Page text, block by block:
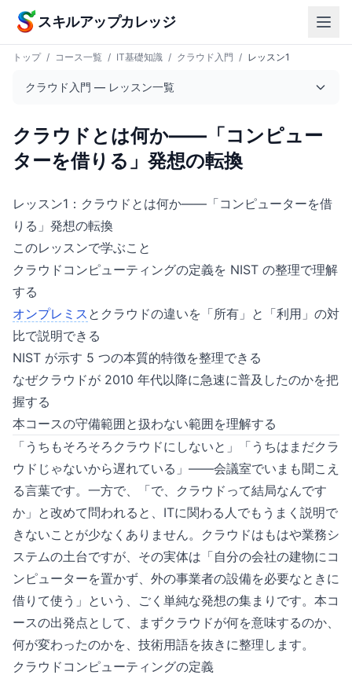
本文へスキップ
スキルアップカレッジ
トップ / コース一覧 / IT基礎知識 / クラウド入門 / レッスン1
クラウド入門 — レッスン一覧
クラウドとは何か——「コンピュー
ターを借りる」発想の転換
レッスン1：クラウドとは何か——「コンピューターを借
りる」発想の転換
このレッスンで学ぶこと
クラウドコンピューティングの定義を NIST の整理で理解
する
オンプレミス とクラウドの違いを「所有」と「利用」の対
比で説明できる
NIST が示す 5 つの本質的特徴を整理できる
なぜクラウドが 2010 年代以降に急速に普及したのかを把
握する
本コースの守備範囲と扱わない範囲を理解する
「うちもそろそろクラウドにしないと」「うちはまだクラ
ウドじゃないから遅れている」——会議室でいまも聞こえ
る言葉です。一方で、「で、クラウドって結局なんです
か」と改めて問われると、ITに関わる人でもうまく説明で
きないことが少なくありません。クラウドはもはや業務シ
ステムの土台ですが、その実体は「自分の会社の建物にコ
ンピューターを置かず、外の事業者の設備を必要なときに
借りて使う」という、ごく単純な発想の集まりです。本コ
ースの出発点として、まずクラウドが何を意味するのか、
何が変わったのかを、技術用語を抜きに整理します。
クラウドコンピューティングの定義